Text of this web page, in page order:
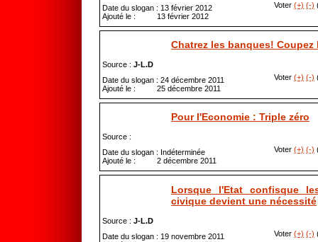
Date du slogan : 13 février 2012
Ajouté le : 13 février 2012
Voter (+) (-)
Chatrez les banques!
Source : J-L.D
Date du slogan : 24 décembre 2011
Ajouté le : 25 décembre 2011
Voter (+) (-)
Pour l'Economie : Triple zéro
Source :
Date du slogan : Indéterminée
Ajouté le : 2 décembre 2011
Voter (+) (-)
Lorsque l'Etat confisque
civique devient une nécessité
Source : J-L.D
Date du slogan : 19 novembre 2011
Voter (+) (-)